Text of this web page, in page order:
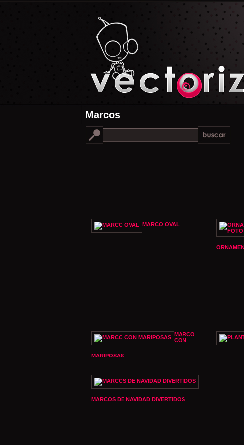
Marcos
MARCO OVAL
MARCO
CON
MARIPOSAS
MARCOS DE NAVIDAD DIVERTIDOS